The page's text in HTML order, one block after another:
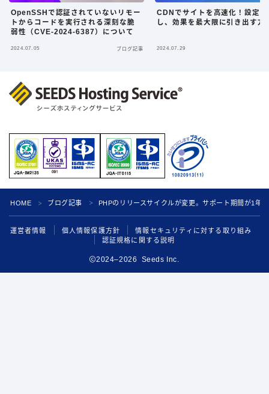
OpenSSHで認証されていないリモー
トからコードを実行される深刻な脆
弱性（CVE-2024-6387）について
2024.07.05 ブログ記事
CDNでサイトを高速化！設定を
し、効果を最大限に引き出す方
2024.07.29
HOME ＞ ブログ記事 ＞ PHPのリリースサイクルが変更。サポート期間が1年
運営者情報 個人情報保護方針
情報セキュリティに対する取り組み
認証規格に関する説明
2024–2026 Seeds Inc.